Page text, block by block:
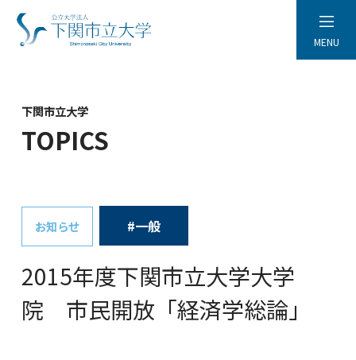
MENU
下関市立大学
TOPICS
お知らせ #一般
2015年度下関市立大学大学
院 市民開放「経済学総論」